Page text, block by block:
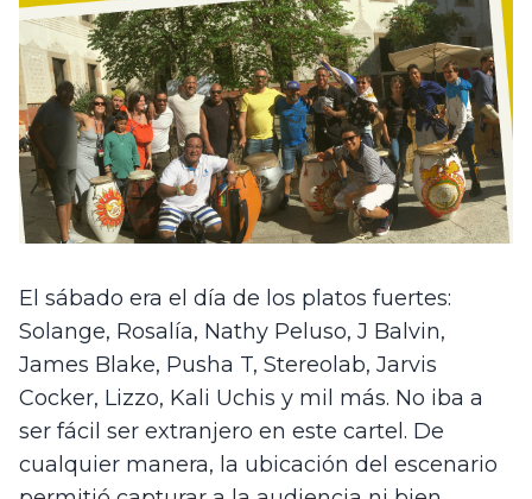
El sábado era el día de los platos fuertes:
Solange, Rosalía, Nathy Peluso, J Balvin,
James Blake, Pusha T, Stereolab, Jarvis
Cocker, Lizzo, Kali Uchis y mil más. No iba a
ser fácil ser extranjero en este cartel. De
cualquier manera, la ubicación del escenario